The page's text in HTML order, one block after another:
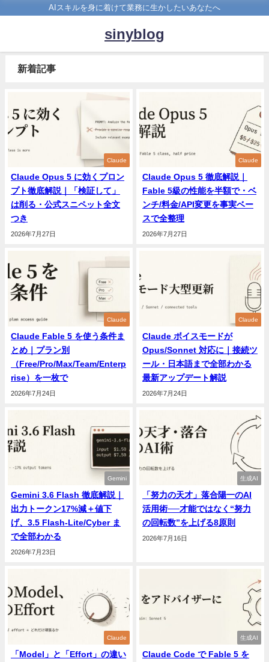
AIスキルを身に着けて業務に生かしたいあなたへ
sinyblog
新着記事
Claude
Claude Opus 5 に効くプロン
プト徹底解説｜「検証して」
は削る・公式スニペット全文
つき
2026年7月27日
Claude
Claude Opus 5 徹底解説｜
Fable 5級の性能を半額で・ベ
ンチ/料金/API変更を事実ベー
スで全整理
2026年7月27日
Claude
Claude Fable 5 を使う条件ま
とめ｜プラン別
（Free/Pro/Max/Team/Enterp
rise）を一枚で
2026年7月24日
Claude
Claude ボイスモードが
Opus/Sonnet 対応に｜接続ツ
ール・日本語まで全部わかる
最新アップデート解説
2026年7月24日
Gemini
Gemini 3.6 Flash 徹底解説｜
出力トークン17%減＋値下
げ、3.5 Flash-Lite/Cyber ま
で全部わかる
2026年7月23日
生成AI
「努力の天才」落合陽一のAI
活用術──才能ではなく“努力
の回転数”を上げる8原則
2026年7月16日
Claude
「Model」と「Effort」の違い
生成AI
Claude Code で Fable 5 を